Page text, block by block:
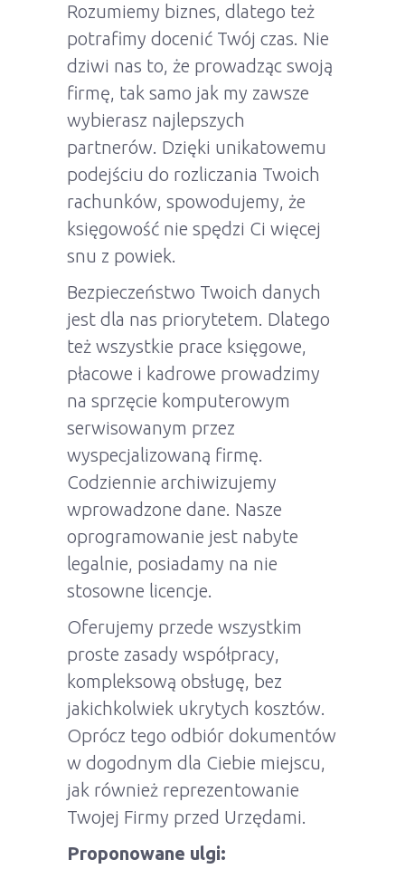
Rozumiemy biznes, dlatego też
potrafimy docenić Twój czas. Nie
dziwi nas to, że prowadząc swoją
firmę, tak samo jak my zawsze
wybierasz najlepszych
partnerów. Dzięki unikatowemu
podejściu do rozliczania Twoich
rachunków, spowodujemy, że
księgowość nie spędzi Ci więcej
snu z powiek.
Bezpieczeństwo Twoich danych
jest dla nas priorytetem. Dlatego
też wszystkie prace księgowe,
płacowe i kadrowe prowadzimy
na sprzęcie komputerowym
serwisowanym przez
wyspecjalizowaną firmę.
Codziennie archiwizujemy
wprowadzone dane. Nasze
oprogramowanie jest nabyte
legalnie, posiadamy na nie
stosowne licencje.
Oferujemy przede wszystkim
proste zasady współpracy,
kompleksową obsługę, bez
jakichkolwiek ukrytych kosztów.
Oprócz tego odbiór dokumentów
w dogodnym dla Ciebie miejscu,
jak również reprezentowanie
Twojej Firmy przed Urzędami.
Proponowane ulgi: